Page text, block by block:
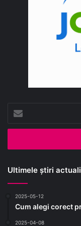
tău
Ultimele știri
2025-05-12
Cum alegi corect
2025-04-08